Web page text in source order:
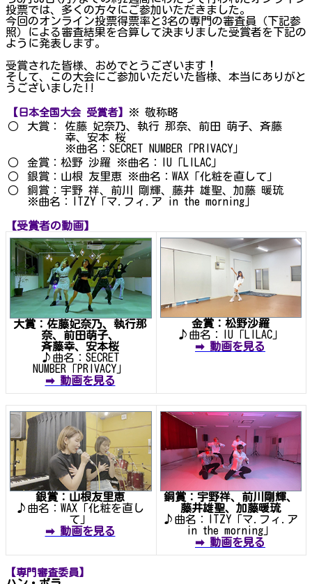
投票では、多くの方々にご参加いただきました。
今回のオンライン投票得票率と3名の専門の審査員（下記参
照）による審査結果を合算して決まりました受賞者を下記の
ように発表します。
受賞された皆様、おめでとうございます！
そして、この大会にご参加いただいた皆様、本当にありがと
うございました!!
【日本全国大会 受賞者】
※ 敬称略
○
大賞：
佐藤 妃奈乃、執行 那奈、前田 萌子、斉藤
幸、安本 桜
※曲名：SECRET NUMBER「PRIVACY」
○
金賞：松野 沙羅 ※曲名：IU「LILAC」
○
銀賞：山根 友里恵 ※曲名：WAX「化粧を直して」
○
銅賞：宇野 祥、前川 剛輝、藤井 雄聖、加藤 暖琉
※曲名：ITZY「マ.フィ.ア in the morning」
【受賞者の動画】
大賞：佐藤妃奈乃、執行那
奈、前田萌子、
斉藤幸、安本桜
♪曲名：SECRET
NUMBER「PRIVACY」
➡ 動画を見る
金賞：松野沙羅
♪曲名：IU「LILAC」
➡ 動画を見る
銀賞：山根友里恵
♪曲名：WAX「化粧を直し
て」
➡ 動画を見る
銅賞：宇野祥、前川剛輝、
藤井雄聖、加藤暖琉
♪曲名：ITZY「マ.フィ.ア
in the morning」
➡ 動画を見る
【専門審査委員】